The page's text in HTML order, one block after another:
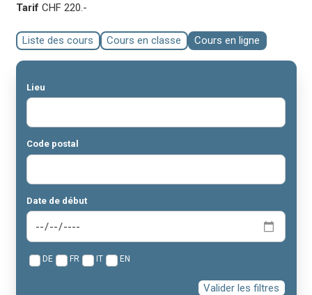
Tarif CHF 220.-
Liste des cours Cours en classe Cours en ligne
Lieu
Code postal
Date de début
DE FR IT EN
Valider les filtres